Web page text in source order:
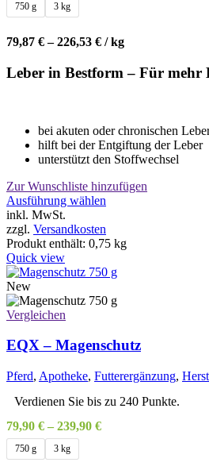
750 g 3 kg
79,87 €–226,53 € /kg
Leber in Bestform – Für mehr
bei akuten oder chronischen
hilft bei der Entgiftung der Leber
unterstützt den Stoffwechsel
Zur Wunschliste hinzufügen
Ausführung wählen
mehrere
auf.
Optionen
der
gewählt
werden
inkl. MwSt.
zzgl. Versandkosten
Produkt enthält: 0,75 kg
Quick view
New
Vergleichen
EQX – Magenschutz
Pferd, Apotheke, Futterergänzung,
Verdienen Sie bis zu 240 Punkte.
79,90 € – 239,90 €
750 g 3 kg